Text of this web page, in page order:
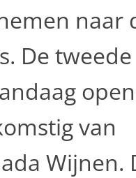
naar
De
van
Wijnen.